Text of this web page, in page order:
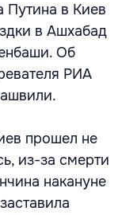
Путина в Киев
в Ашхабад
Об
РИА
прошел не
из-за смерти
накануне